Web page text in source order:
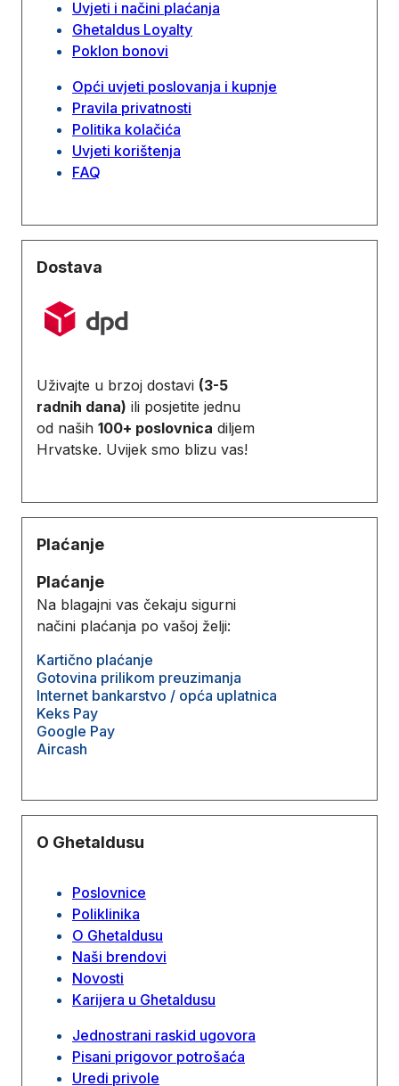
Uvjeti i načini plaćanja
Ghetaldus Loyalty
Poklon bonovi
Opći uvjeti poslovanja i kupnje
Pravila privatnosti
Politika kolačića
Uvjeti korištenja
FAQ
Dostava
Uživajte u brzoj dostavi (3-5
radnih dana) ili posjetite jednu
od naših 100+ poslovnica diljem
Hrvatske. Uvijek smo blizu vas!
Plaćanje
Plaćanje
Na blagajni vas čekaju sigurni
načini plaćanja po vašoj želji:
Kartično plaćanje
Gotovina prilikom preuzimanja
Internet bankarstvo / opća uplatnica
Keks Pay
Google Pay
Aircash
O Ghetaldusu
Poslovnice
Poliklinika
O Ghetaldusu
Naši brendovi
Novosti
Karijera u Ghetaldusu
Jednostrani raskid ugovora
Pisani prigovor potrošaća
Uredi privole